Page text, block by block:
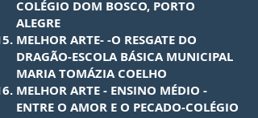
COLÉGIO DOM BOSCO, PORTO
ALEGRE
MELHOR ARTE- -O RESGATE DO
DRAGÃO-ESCOLA BÁSICA MUNICIPAL
MARIA TOMÁZIA COELHO
MELHOR ARTE - ENSINO MÉDIO -
ENTRE O AMOR E O PECADO-COLÉGIO